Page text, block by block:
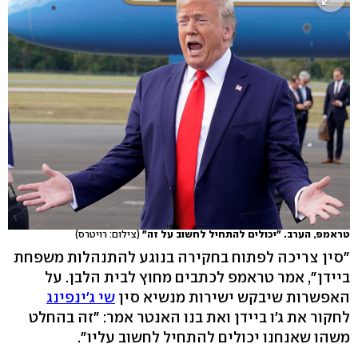
טראמפ, הערב. "יכולים להתחיל לחשוב על זה" (צילום: רויטרס)
"סין צריכה לפתוח בחקירה בנוגע להתנהלות משפחת
ביידן", אמר טראמפ לכתבים מחוץ לבית הלבן. על
האפשרות שיבקש ישירות מנשיא סין שי ג'ינפינג
לחקור את ג'ו ביידן ואת בנו האנטר אמר: "זה בהחלט
משהו שאנחנו יכולים להתחיל לחשוב עליו".